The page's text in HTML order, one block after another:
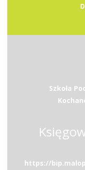
Szkoła
https://